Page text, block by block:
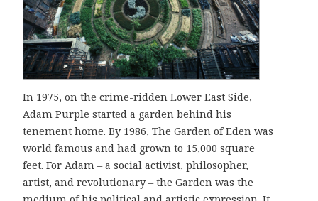
In 1975, on the crime-ridden Lower East Side,
Adam Purple started a garden behind his
tenement home. By 1986, The Garden of Eden was
world famous and had grown to 15,000 square
feet. For Adam – a social activist, philosopher,
artist, and revolutionary – the Garden was the